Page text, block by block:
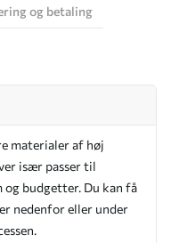
og betaling
materialer af høj
især passer til
budgetter. Du kan få
nedenfor eller under